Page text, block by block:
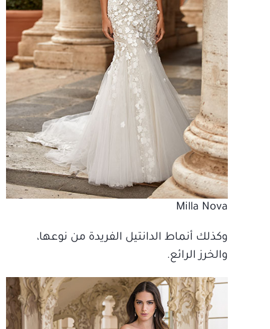
Milla Nova
وكذلك أنماط الدانتيل الفريدة من نوعها،
والخرز الرائع.